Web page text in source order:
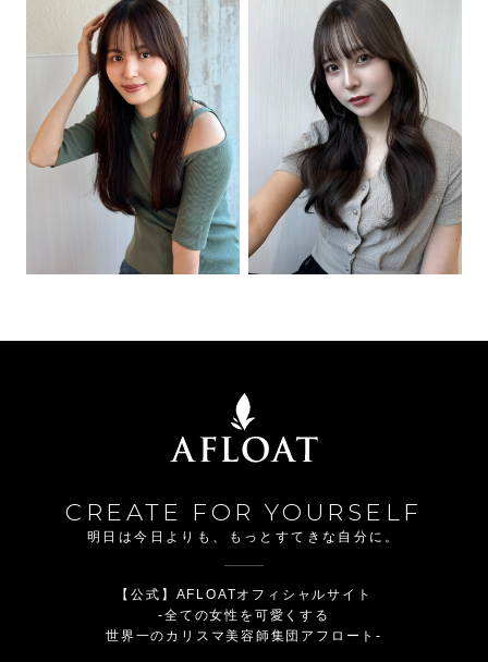
CREATE FOR YOURSELF
明日は今日よりも、もっとすてきな自分に。
【公式】AFLOATオフィシャルサイト
-全ての女性を可愛くする
世界一のカリスマ美容師集団アフロート-